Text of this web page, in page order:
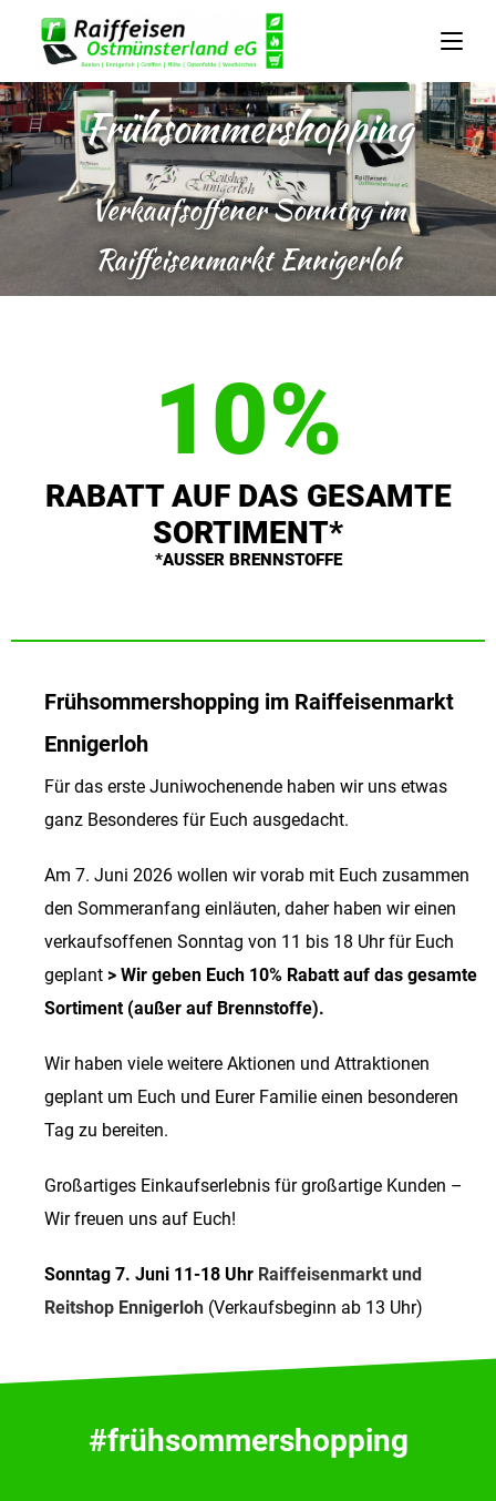
Frühsommershopping
Verkaufsoffener Sonntag im
Raiffeisenmarkt Ennigerloh
10%
RABATT AUF DAS GESAMTE
SORTIMENT*
*AUSSER BRENNSTOFFE
Frühsommershopping im Raiffeisenmarkt
Ennigerloh
Für das erste Juniwochenende haben wir uns etwas
ganz Besonderes für Euch ausgedacht.
Am 7. Juni 2026 wollen wir vorab mit Euch zusammen
den Sommeranfang einläuten, daher haben wir einen
verkaufsoffenen Sonntag von 11 bis 18 Uhr für Euch
geplant > Wir geben Euch 10% Rabatt auf das gesamte
Sortiment (außer auf Brennstoffe).
Wir haben viele weitere Aktionen und Attraktionen
geplant um Euch und Eurer Familie einen besonderen
Tag zu bereiten.
Großartiges Einkaufserlebnis für großartige Kunden –
Wir freuen uns auf Euch!
Sonntag 7. Juni 11-18 Uhr Raiffeisenmarkt und
Reitshop Ennigerloh (Verkaufsbeginn ab 13 Uhr)
#frühsommershopping